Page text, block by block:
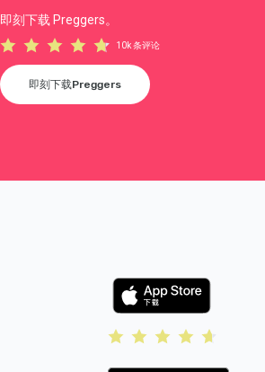
即刻下载 Preggers。
10k 条评论
即刻下载Preggers